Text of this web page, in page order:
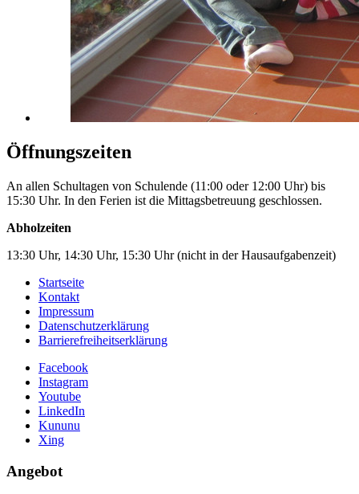
Öffnungszeiten
An allen Schultagen von Schulende (11:00 oder 12:00 Uhr) bis
15:30 Uhr. In den Ferien ist die Mittagsbetreuung geschlossen.
Abholzeiten
13:30 Uhr, 14:30 Uhr, 15:30 Uhr (nicht in der Hausaufgabenzeit)
Startseite
Kontakt
Impressum
Datenschutzerklärung
Barrierefreiheitserklärung
Facebook
Instagram
Youtube
LinkedIn
Kununu
Xing
Angebot